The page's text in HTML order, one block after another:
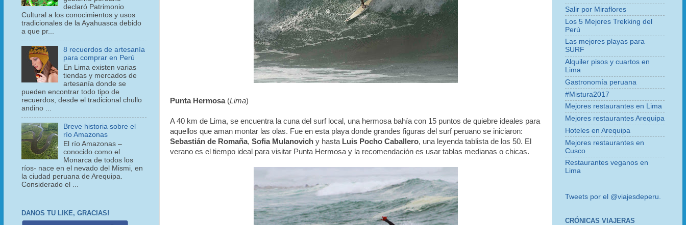
Punta Hermosa(Lima)
A 40 km de Lima, se encuentra la cuna del surf local, una hermosa bahía con 15 puntos de quiebre ideales para
aquellos que aman montar las olas. Fue en esta playa donde grandes figuras del surf peruano se iniciaron:
Sebastián de Romaña, Sofia Mulanovich y hasta Luis Pocho Caballero, una leyenda tablista de los 50. El
verano es el tiempo ideal para visitar Punta Hermosa y la recomendación es usar tablas medianas o chicas.
declaró Patrimonio
Cultural a los conocimientos y usos
tradicionales de la Ayahuasca debido
a que pr...
8 recuerdos de artesanía
para comprar en Perú
En Lima existen varias
tiendas y mercados de
artesanía donde se
pueden encontrar todo tipo de
recuerdos, desde el tradicional chullo
andino ...
Breve historia sobre el
río Amazonas
El río Amazonas –
conocido como el
Monarca de todos los
ríos- nace en el nevado del Mismi, en
la ciudad peruana de Arequipa.
Considerado el ...
DANOS TU LIKE, GRACIAS!
Salir por Miraflores
Los 5 Mejores Trekking del
Perú
Las mejores playas para
SURF
Alquiler pisos y cuartos en
Lima
Gastronomía peruana
#Mistura2017
Mejores restaurantes en Lima
Mejores restaurantes Arequipa
Hoteles en Arequipa
Mejores restaurantes en
Cusco
Restaurantes veganos en
Lima
Tweets por el @viajesdeperu.
CRÓNICAS VIAJERAS